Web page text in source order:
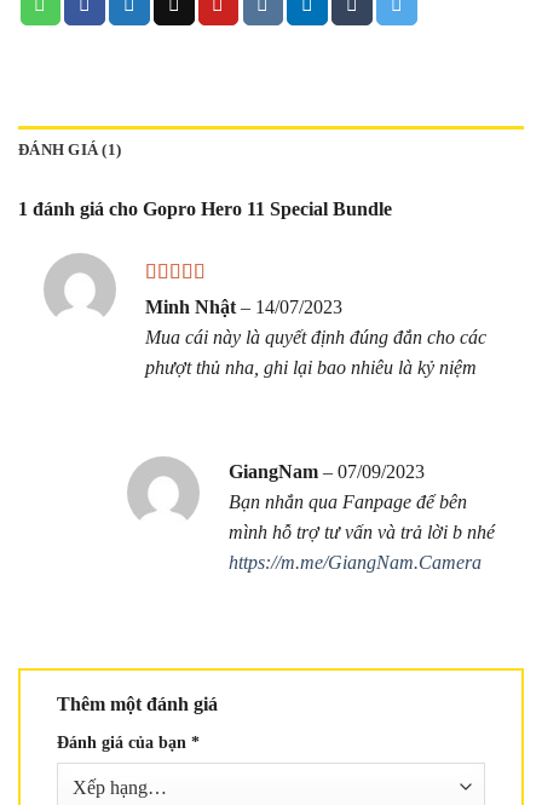
ĐÁNH GIÁ (1)
1 đánh giá cho Gopro Hero 11 Special Bundle
Được xếp
hạng55 sao
Minh Nhật – 14/07/2023
Mua cái này là quyết định đúng đắn cho các
phượt thủ nha, ghi lại bao nhiêu là kỷ niệm
GiangNam – 07/09/2023
Bạn nhắn qua Fanpage để bên
mình hỗ trợ tư vấn và trả lời b nhé
https://m.me/GiangNam.Camera
Thêm một đánh giá
Đánh giá của bạn *